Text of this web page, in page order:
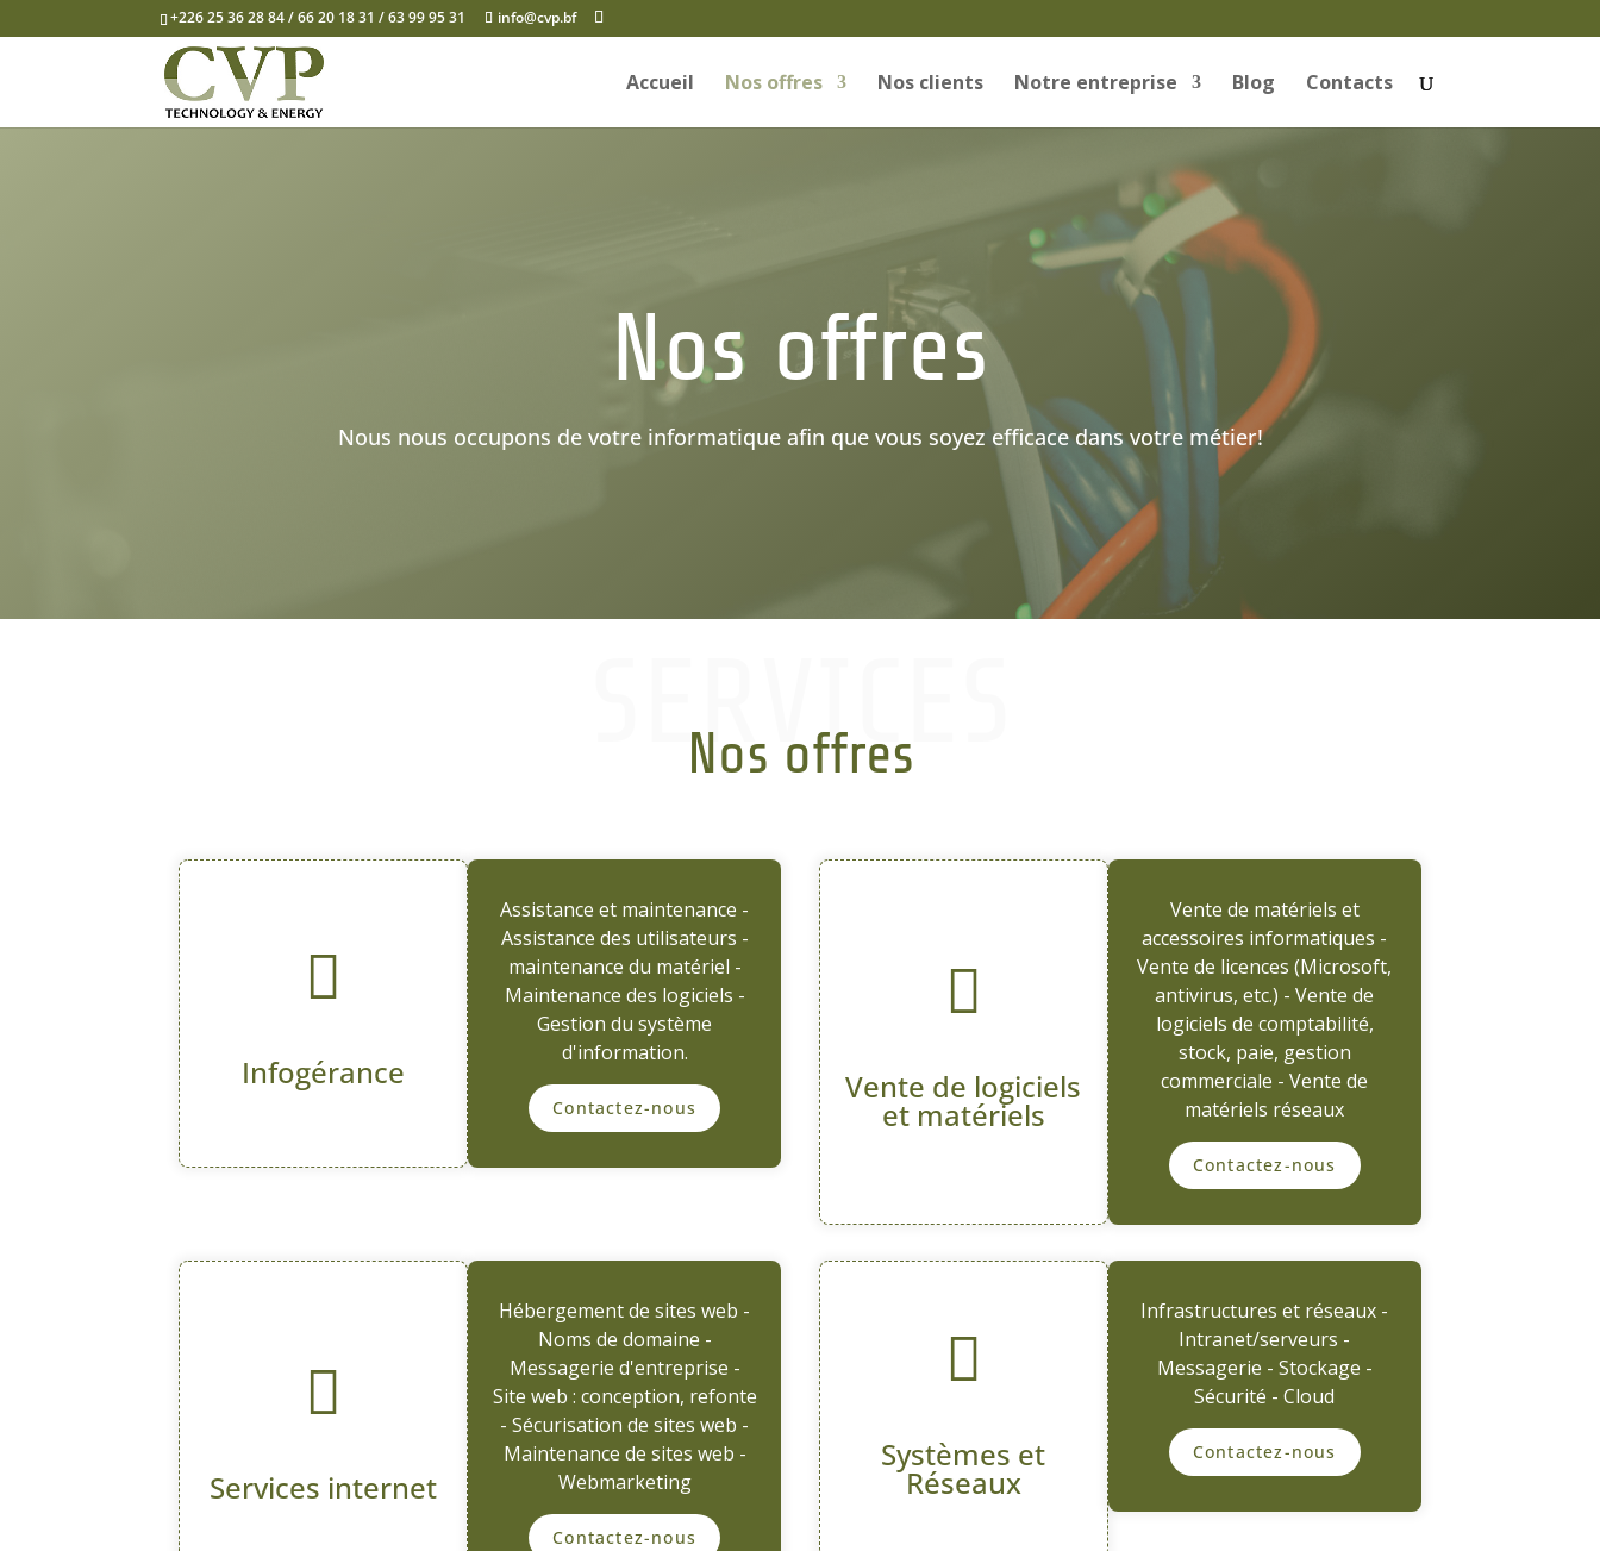
+226 25 36 28 84 / 66 20 18 31 / 63 99 95 31 info@cvp.bf
Accueil Nos offres Nos clients Notre entreprise Blog Contacts
Nos offres
Nous nous occupons de votre informatique afin que vous soyez efficace dans votre métier!
CONTACTEZ-NOUS
SERVICES
Nos offres
Infogérance
Assistance et maintenance -
Assistance des utilisateurs -
maintenance du matériel -
Maintenance des logiciels -
Gestion du système
d'information.
Contactez-nous
Vente de logiciels
et matériels
Vente de matériels et
accessoires informatiques -
Vente de licences (Microsoft,
antivirus, etc.) - Vente de
logiciels de comptabilité,
stock, paie, gestion
commerciale - Vente de
matériels réseaux
Contactez-nous
Services internet
Hébergement de sites web -
Noms de domaine -
Messagerie d'entreprise -
Site web : conception, refonte
- Sécurisation de sites web -
Maintenance de sites web -
Webmarketing
Contactez-nous
Systèmes et
Réseaux
Infrastructures et réseaux -
Intranet/serveurs -
Messagerie - Stockage -
Sécurité - Cloud
Contactez-nous